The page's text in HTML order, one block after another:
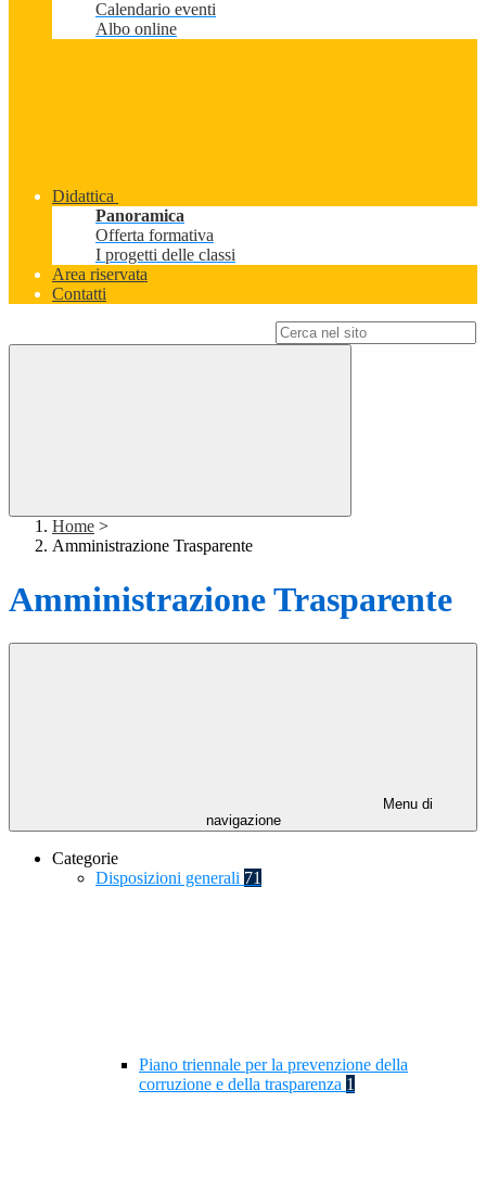
Calendario eventi
Albo online
Didattica
Panoramica
Offerta formativa
I progetti delle classi
Area riservata
Contatti
Home >
Amministrazione Trasparente
Amministrazione Trasparente
Menu di
navigazione
Categorie
Disposizioni generali 71
Piano triennale per la prevenzione della
corruzione e della trasparenza 1